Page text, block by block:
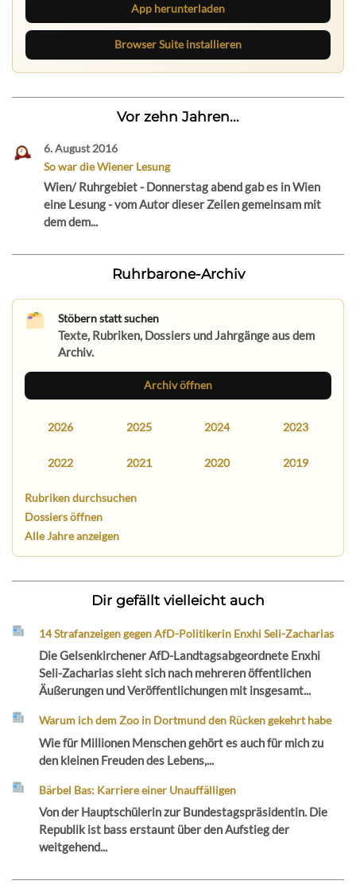
App herunterladen
Browser Suite installieren
Vor zehn Jahren...
6. August 2016
So war die Wiener Lesung
Wien/ Ruhrgebiet - Donnerstag abend gab es in Wien
eine Lesung - vom Autor dieser Zeilen gemeinsam mit
dem dem...
Ruhrbarone-Archiv
Stöbern statt suchen
Texte, Rubriken, Dossiers und Jahrgänge aus dem
Archiv.
Archiv öffnen
2026 2025 2024 2023
2022 2021 2020 2019
Rubriken durchsuchen
Dossiers öffnen
Alle Jahre anzeigen
Dir gefällt vielleicht auch
14 Strafanzeigen gegen AfD-Politikerin Enxhi Seli-Zacharias
Die Gelsenkirchener AfD-Landtagsabgeordnete Enxhi
Seli-Zacharias sieht sich nach mehreren öffentlichen
Äußerungen und Veröffentlichungen mit insgesamt...
Warum ich dem Zoo in Dortmund den Rücken gekehrt habe
Wie für Millionen Menschen gehört es auch für mich zu
den kleinen Freuden des Lebens,...
Bärbel Bas: Karriere einer Unauffälligen
Von der Hauptschülerin zur Bundestagspräsidentin. Die
Republik ist bass erstaunt über den Aufstieg der
weitgehend...